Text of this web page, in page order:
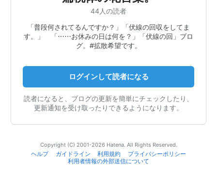
44人の読者
「普段何されてるんですか？」「伏線の回収をしてま
す。」 「⋯⋯お休みの日は何を？」「伏線の回」ブロ
グ。#拡散希望です。
ログインして読者になる
読者になると、ブログの更新を簡単にチェックしたり、
更新通知を受け取ったりできるようになります。
Copyright (C) 2001-2026 Hatena. All Rights Reserved.
ヘルプ
ガイドライン 利用規約
プライバシーポリシー
利用者情報の外部送信について